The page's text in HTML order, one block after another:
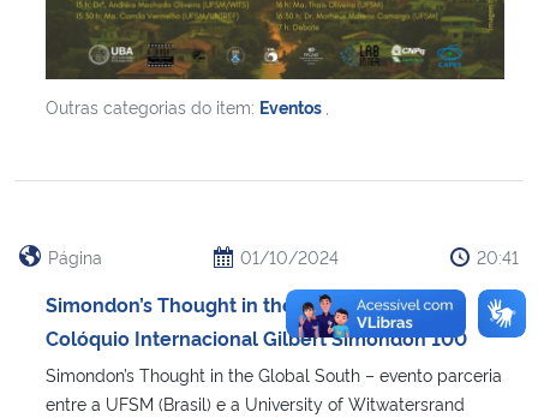
Gabinete de Segurança Institucional
Advocacia-Geral da União
Outras categorias do item: Eventos
Página 01/10/2024 20:41
Simondon’s Thought in the Global South e
Colóquio Internacional Gilbert Simondon 100
Simondon’s Thought in the Global South – evento parceria
entre a UFSM (Brasil) e a University of Witwatersrand